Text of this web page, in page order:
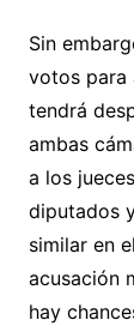
Sin
votos para
tendrá
ambas
a los
diputados
similar en
acusación
hay